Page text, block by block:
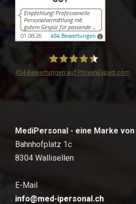
454 Bewertungen auf ProvenExpert.com
MediPersonal - eine Marke
Bahnhofplatz 1c
8304 Wallisellen
E-Mail
info@med-ipersonal.ch